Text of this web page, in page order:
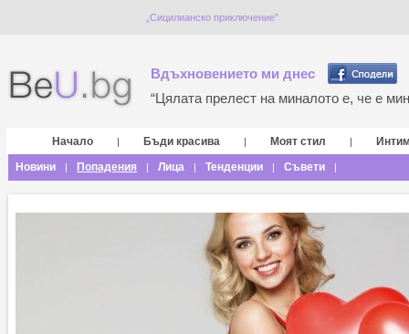
„Сицилианско приключение”
Вдъхновението ми днес
“Цялата прелест на миналото е, че е
Начало | Бъди красива | Моят стил |
Новини
| Попадения | Лица | Тенденции | Съвети |